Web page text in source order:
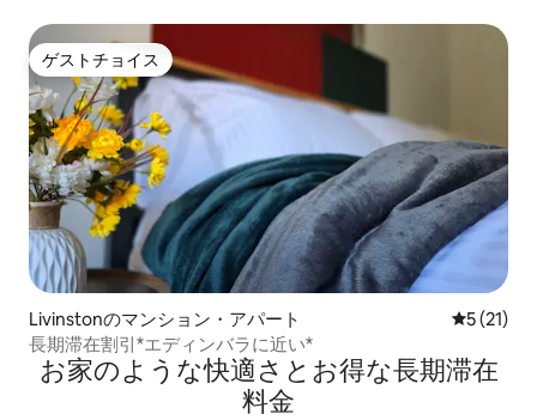
ゲストチョイス
ゲストチョイス
Livinstonのマンション・アパート レビュー
5 (21)
長期滞在割引*エディンバラに近い*
お家のような快⁠適⁠さ⁠とお⁠得⁠な長⁠期⁠滞⁠在
料⁠金